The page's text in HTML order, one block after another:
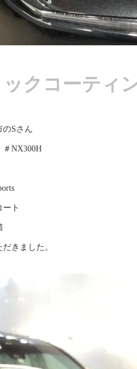
クコーティ
のSさん
NX300H
ート
きました。